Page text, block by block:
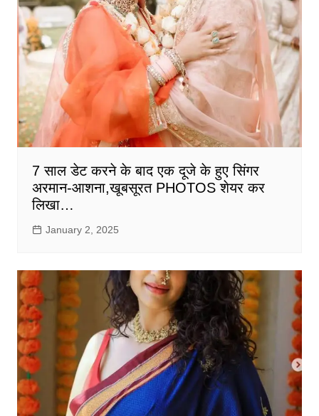
7 साल डेट करने के बाद एक दूजे के हुए सिंगर
अरमान-आशना,खूबसूरत PHOTOS शेयर कर
लिखा…
January 2, 2025